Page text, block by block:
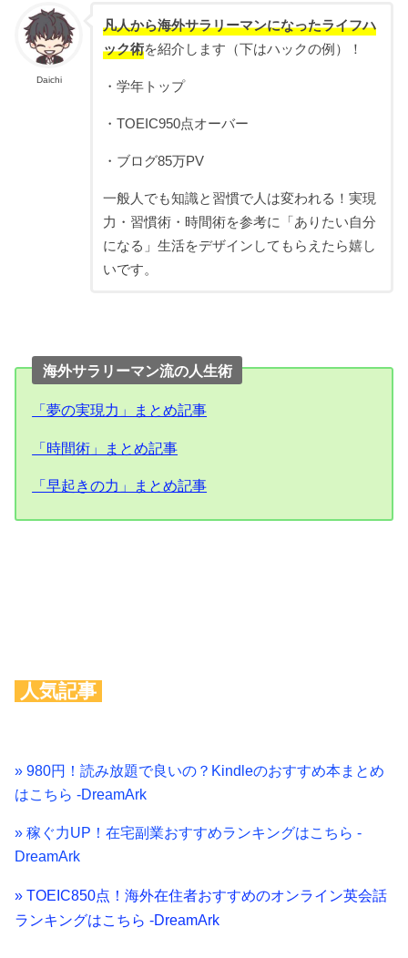
Daichi
凡人から海外サラリーマンになったライフハ
ック術を紹介します（下はハックの例）！
・学年トップ
・TOEIC950点オーバー
・ブログ85万PV
一般人でも知識と習慣で人は変われる！実現
力・習慣術・時間術を参考に「ありたい自分
になる」生活をデザインしてもらえたら嬉し
いです。
海外サラリーマン流の人生術
「夢の実現力」まとめ記事
「時間術」まとめ記事
「早起きの力」まとめ記事
人気記事
» 980円！読み放題で良いの？Kindleのおすすめ本まとめ
はこちら -DreamArk
» 稼ぐ力UP！在宅副業おすすめランキングはこちら -
DreamArk
» TOEIC850点！海外在住者おすすめのオンライン英会話
ランキングはこちら -DreamArk